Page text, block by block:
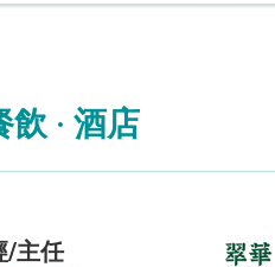
飲 · 酒店
/主任